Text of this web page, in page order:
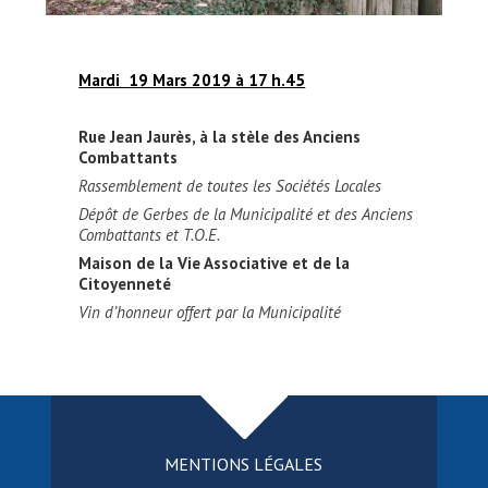
Mardi 19 Mars 2019 à 17 h.45
Rue Jean Jaurès, à la stèle des Anciens
Combattants
Rassemblement de toutes les Sociétés Locales
Dépôt de Gerbes de la Municipalité et des Anciens
Combattants et T.O.E.
Maison de la Vie Associative et de la
Citoyenneté
Vin d’honneur offert par la Municipalité
MENTIONS LÉGALES